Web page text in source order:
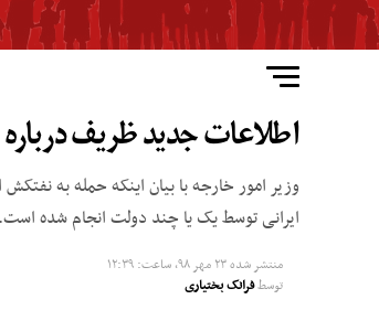
اطلاعات جدید ظریف
ایرانی توسط یک یا چند دولت انجام شده است.
منتشر شده۲۳ مهر ۹۸, ساعت: ۱۲:۳۹
توسطفرانک بختیاری